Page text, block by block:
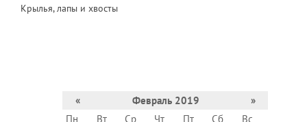
Крылья, лапы и хвосты
« Февраль 2019
»
Пн
Вт Ср Чт Пт Сб Вс